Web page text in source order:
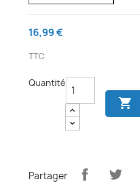
16,99 €
TTC
Quantité

Partager